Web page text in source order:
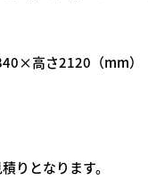
高さ2120（mm）
りとなります。